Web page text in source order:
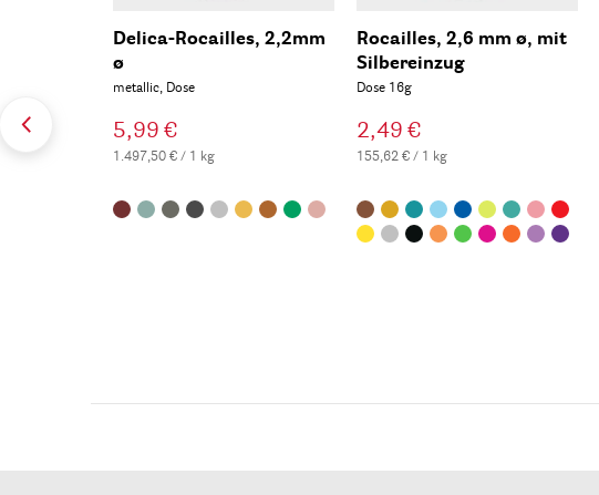
Delica-Rocailles, 2,2mm
ø
metallic, Dose
5,99 €
1.497,50 € / 1 kg
Rocailles, 2,6 mm ø, mit
Silbereinzug
Dose 16g
2,49 €
155,62 € / 1 kg